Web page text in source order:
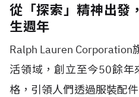
從「探索」精神出發
生週年
Ralph Lauren Corporation
活領域，創立至今50餘年
格，引領人們透過服裝配